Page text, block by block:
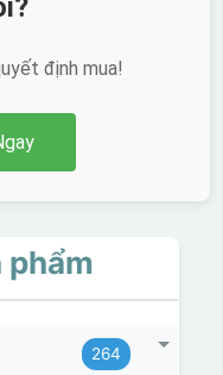
định mua!
phẩm
264